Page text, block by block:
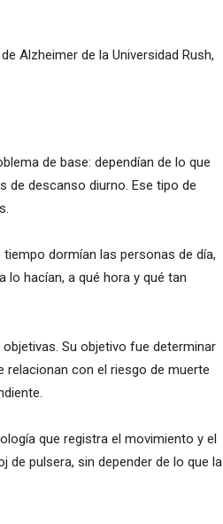
Alzheimer de la Universidad Rush,
de base: dependían de lo que
de descanso diurno. Ese tipo de
dormían las personas de día,
hacían, a qué hora y qué tan
Su objetivo fue determinar
relacionan con el riesgo de muerte
que registra el movimiento y el
de pulsera, sin depender de lo que la